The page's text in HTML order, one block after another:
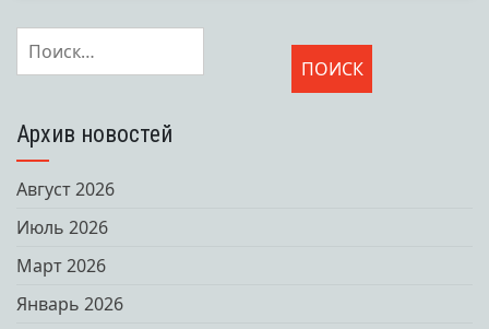
Найти:
Архив новостей
Август 2026
Июль 2026
Март 2026
Январь 2026